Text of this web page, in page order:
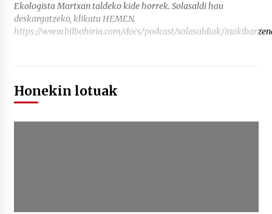
Ekologista Martxan taldeko kide horrek. Solasaldi hau
deskargatzeko, klikatu HEMEN.
https://www.bilbohiria.com/docs/podcast/solasaldiak/
Honekin lotuak